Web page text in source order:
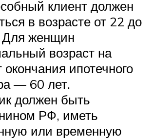
клиент должен
в возрасте от 22 до
Для женщин
возраст на
ипотечного
— 60 лет.
должен быть
РФ, иметь
или временную